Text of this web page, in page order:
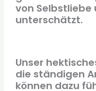
von
unterschätzt.
Unser
die ständigen
können dazu